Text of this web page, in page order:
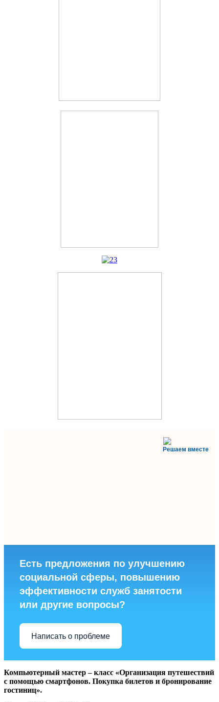
Решаем вместе
Есть предложения по улучшению
социальной сферы, повышению
эффективности служб занятости
или другие вопросы?
Написать о проблеме
Компьютерный мастер – класс «Организация путешествий
с помощью смартфонов. Покупка билетов и бронирование
гостиниц».